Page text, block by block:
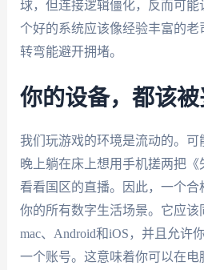
球，但连接逻辑僵化，反而可
个好的系统应该像经验丰富的老
转弯能避开拥堵。
你的设备，都该
我们玩游戏的环境是流动的。可
晚上躺在床上想用手机搓两把《
看看国区的直播。因此，一个合
你的所有数字生活场景。它应该
mac、Android和iOS，并且允许
一个账号。这意味着你可以在电